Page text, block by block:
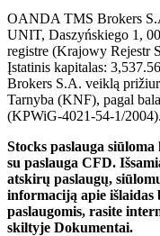
OANDA TMS Brokers
UNIT, Daszyńskiego 1,
registre (Krajowy Rejestr
Įstatinis kapitalas:
Brokers S.A. veiklą
Tarnyba (KNF), pagal
(KPWiG-4021-54-1/2004).
Stocks paslauga
su paslauga CFD.
atskirų paslaugų,
informaciją apie išlaidas
paslaugomis, rasite
skiltyje Dokumentai.